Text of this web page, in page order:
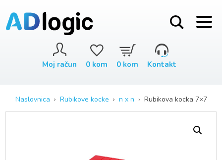
Moj račun 0 kom 0 kom Kontakt
Naslovnica › Rubikove kocke › n x n › Rubikova kocka 7×7